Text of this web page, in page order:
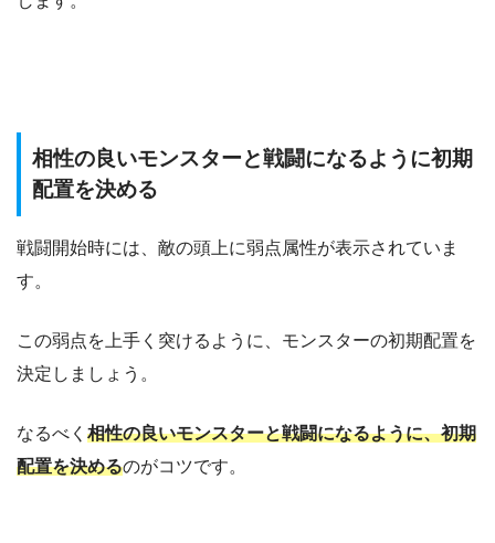
相性の良いモンスターと戦闘になるように初期
配置を決める
戦闘開始時には、敵の頭上に弱点属性が表示されていま
す。
この弱点を上手く突けるように、モンスターの初期配置を
決定しましょう。
なるべく 相性の良いモンスターと戦闘になるように、初期
配置を決めるのがコツです。